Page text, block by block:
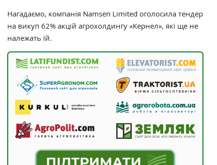
Нагадаємо, компанія Namsen Limited оголосила тендер
на викуп 62% акцій агрохолдингу «Кернел», які ще не
належать їй.